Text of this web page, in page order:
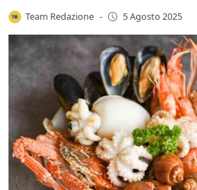
Team Redazione - 5 Agosto 2025